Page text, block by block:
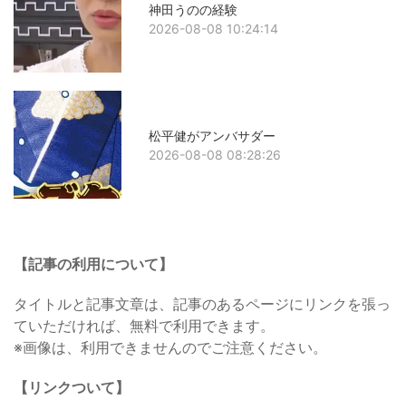
神田うのの経験
2026-08-08 10:24:14
松平健がアンバサダー
2026-08-08 08:28:26
【記事の利用について】
タイトルと記事文章は、記事のあるページにリンクを張っ
ていただければ、無料で利用できます。
※画像は、利用できませんのでご注意ください。
【リンクついて】